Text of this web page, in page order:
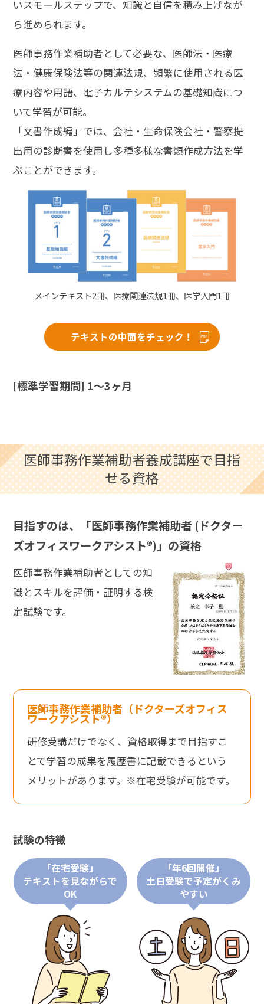
いスモールステップで、知識と自信を積み上げなが
ら進められます。
医師事務作業補助者として必要な、医師法・医療
法・健康保険法等の関連法規、頻繁に使用される医
療内容や用語、電子カルテシステムの基礎知識につ
いて学習が可能。
「文書作成編」では、会社・生命保険会社・警察提
出用の診断書を使用し多種多様な書類作成方法を学
ぶことができます。
メインテキスト2冊、医療関連法規1冊、医学入門1冊
テキストの中面をチェック！
[標準学習期間] 1〜3ヶ月
医師事務作業補助者養成講座で目指
せる資格
目指すのは、「医師事務作業補助者 (ドクター
ズオフィスワークアシスト®)」の資格
医師事務作業補助者としての知
識とスキルを評価・証明する検
定試験です。
医師事務作業補助者（ドクターズオフィス
ワークアシスト®︎）
研修受講だけでなく、資格取得まで目指すこ
とで学習の成果を履歴書に記載できるという
メリットがあります。※在宅受験が可能です。
試験の特徴
「在宅受験」
テキストを見ながらで
OK
「年6回開催」
土日受験で予定がくみ
やすい